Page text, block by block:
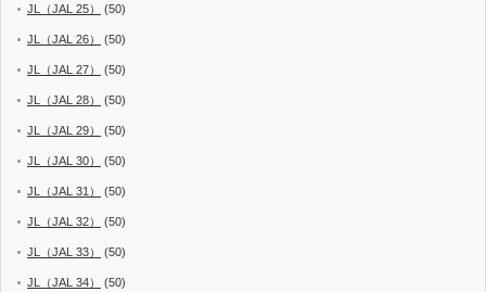
JL（JAL 25） (50)
JL（JAL 26） (50)
JL（JAL 27） (50)
JL（JAL 28） (50)
JL（JAL 29） (50)
JL（JAL 30） (50)
JL（JAL 31） (50)
JL（JAL 32） (50)
JL（JAL 33） (50)
JL（JAL 34） (50)